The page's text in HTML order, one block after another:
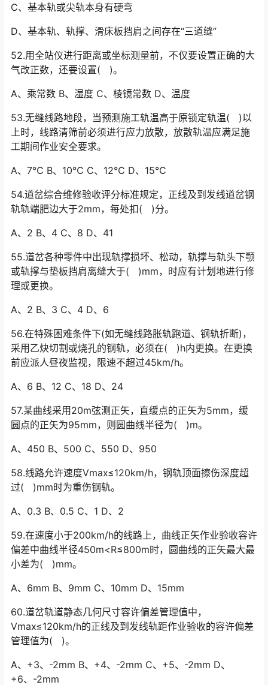
C、基本轨或尖轨本身有硬弯
D、基本轨、轨撑、滑床板挡肩之间存在“三道缝”
52.用全站仪进行距离或坐标测量前，不仅要设置正确的大
气改正数，还要设置( )。
A、乘常数 B、湿度 C、棱镜常数 D、温度
53.无缝线路地段，当预测施工轨温高于原锁定轨温( )以
上时，线路清筛前必须进行应力放散，放散轨温应满足施
工期间作业安全要求。
A、7℃ B、10℃ C、12℃ D、15℃
54.道岔综合维修验收评分标准规定，正线及到发线道岔钢
轨轨端肥边大于2mm，每处扣( )分。
A、2 B、4 C、8 D、41
55.道岔各种零件中出现轨撑损坏、松动，轨撑与轨头下颚
或轨撑与垫板挡肩离缝大于( )mm，时应有计划地进行修
理或更换。
A、2 B、3 C、4 D、6
56.在特殊困难条件下(如无缝线路胀轨跑道、钢轨折断)，
采用乙炔切割或烧孔的钢轨，必须在( )h内更换。在更换
前应派人昼夜监视，限速不超过45km/h。
A、6 B、12 C、18 D、24
57.某曲线采用20m弦测正矢，直缓点的正矢为5mm，缓
圆点的正矢为95mm，则圆曲线半径为( )m。
A、450 B、500 C、550 D、950
58.线路允许速度Vmax≤120km/h，钢轨顶面擦伤深度超
过( )mm时为重伤钢轨。
A、0.3 B、0.5 C、1 D、2
59.在速度小于200km/h的线路上，曲线正矢作业验收容许
偏差中曲线半径450m<R≤800m时，圆曲线的正矢最大最
小差为( )mm。
A、6mm B、9mm C、10mm D、15mm
60.道岔轨道静态几何尺寸容许偏差管理值中，
Vmax≤120km/h的正线及到发线轨距作业验收的容许偏差
管理值为( )。
A、+3、-2mm B、+4、-2mm C、+5、-2mm D、
+6、-2mm